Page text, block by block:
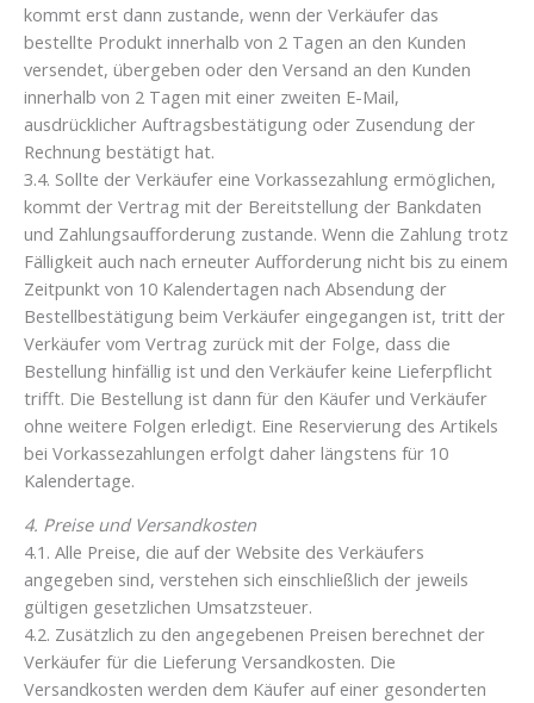
kommt erst dann zustande, wenn der Verkäufer das
bestellte Produkt innerhalb von 2 Tagen an den Kunden
versendet, übergeben oder den Versand an den Kunden
innerhalb von 2 Tagen mit einer zweiten E-Mail,
ausdrücklicher Auftragsbestätigung oder Zusendung der
Rechnung bestätigt hat.
3.4. Sollte der Verkäufer eine Vorkassezahlung ermöglichen,
kommt der Vertrag mit der Bereitstellung der Bankdaten
und Zahlungsaufforderung zustande. Wenn die Zahlung trotz
Fälligkeit auch nach erneuter Aufforderung nicht bis zu einem
Zeitpunkt von 10 Kalendertagen nach Absendung der
Bestellbestätigung beim Verkäufer eingegangen ist, tritt der
Verkäufer vom Vertrag zurück mit der Folge, dass die
Bestellung hinfällig ist und den Verkäufer keine Lieferpflicht
trifft. Die Bestellung ist dann für den Käufer und Verkäufer
ohne weitere Folgen erledigt. Eine Reservierung des Artikels
bei Vorkassezahlungen erfolgt daher längstens für 10
Kalendertage.
4. Preise und Versandkosten
4.1. Alle Preise, die auf der Website des Verkäufers
angegeben sind, verstehen sich einschließlich der jeweils
gültigen gesetzlichen Umsatzsteuer.
4.2. Zusätzlich zu den angegebenen Preisen berechnet der
Verkäufer für die Lieferung Versandkosten. Die
Versandkosten werden dem Käufer auf einer gesonderten